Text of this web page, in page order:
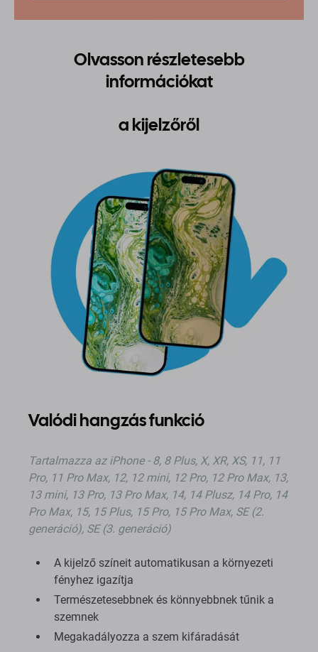
Olvasson részletesebb
információkat
a kijelzőről
Valódi hangzás funkció
Tartalmazza az iPhone - 8, 8 Plus, X, XR, XS, 11, 11
Pro, 11 Pro Max, 12, 12 mini, 12 Pro, 12 Pro Max, 13,
13 mini, 13 Pro, 13 Pro Max, 14, 14 Plusz, 14 Pro, 14
Pro Max, 15, 15 Plus, 15 Pro, 15 Pro Max, SE (2.
generáció), SE (3. generáció)
A kijelző színeit automatikusan a környezeti
fényhez igazítja
Természetesebbnek és könnyebbnek tűnik a
szemnek
Megakadályozza a szem kifáradását